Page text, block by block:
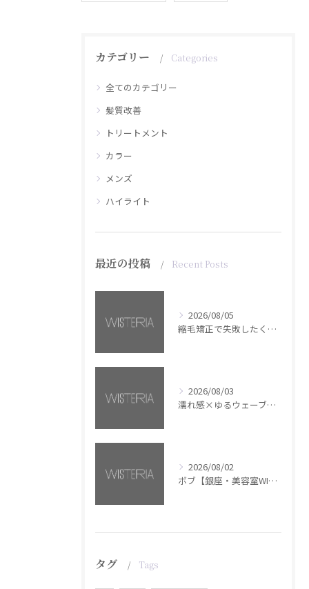
カテゴリー Categories
全てのカテゴリー
髪質改善
トリートメント
カラー
メンズ
ハイライト
最近の投稿 Recent Posts
2026/08/05
縮毛矯正で失敗したくない方へ【銀座・美容室WISTERIA】
2026/08/03
濡れ感×ゆるウェーブミディアム【銀座・美容室WISTERIA】
2026/08/02
ボブ【銀座・美容室WISTERIA】
タグ Tags